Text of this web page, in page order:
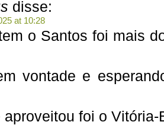
disse:
at 10:28
o Santos foi mais
vontade e
aproveitou foi o Vitória-